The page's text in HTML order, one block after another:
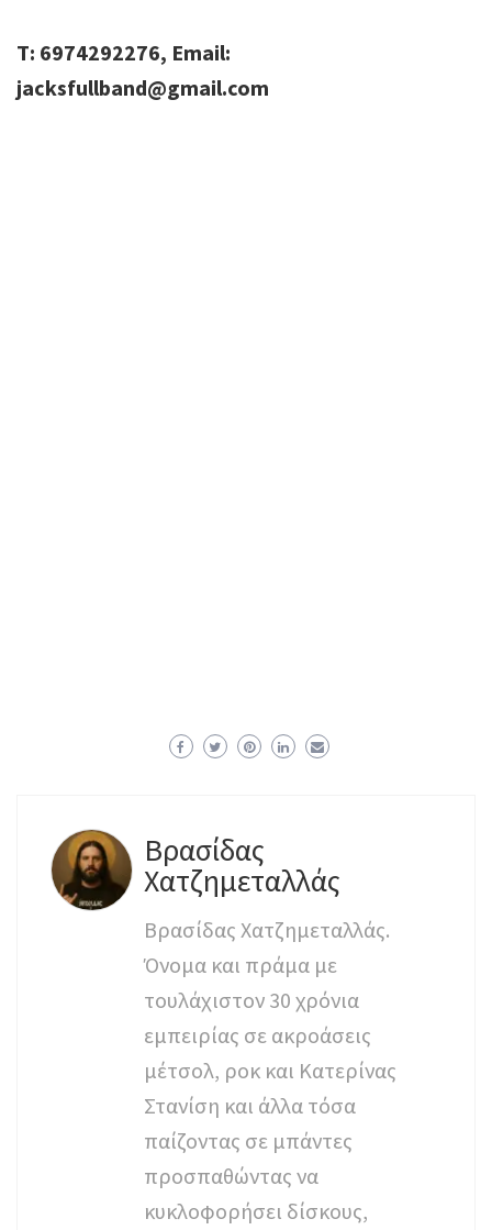
Τ: 6974292276, Email:
jacksfullband@gmail.com
Βρασίδας
Χατζημεταλλάς
Βρασίδας Χατζημεταλλάς.
Όνομα και πράμα με
τουλάχιστον 30 χρόνια
εμπειρίας σε ακροάσεις
μέτσολ, ροκ και Κατερίνας
Στανίση και άλλα τόσα
παίζοντας σε μπάντες
προσπαθώντας να
κυκλοφορήσει δίσκους,